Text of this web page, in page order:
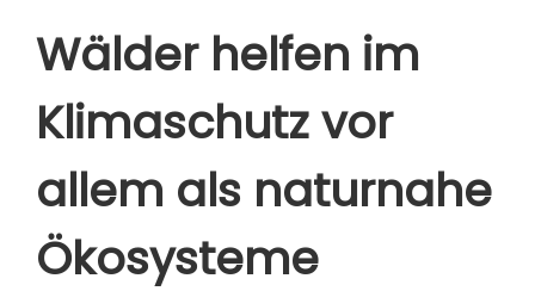
Wälder helfen im
Klimaschutz vor
allem als naturnahe
Ökosysteme